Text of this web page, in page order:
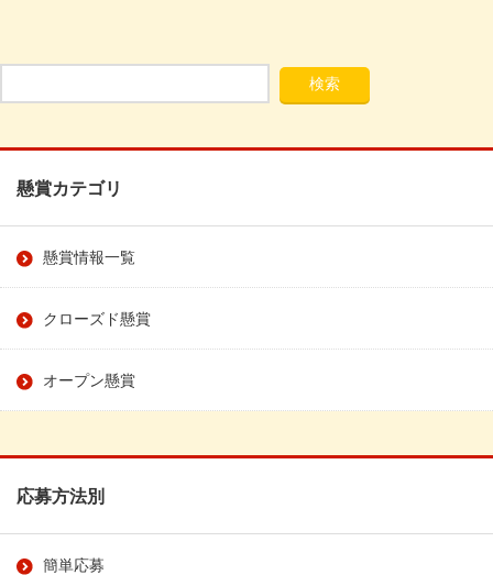
懸賞カテゴリ
懸賞情報一覧
クローズド懸賞
オープン懸賞
応募方法別
簡単応募